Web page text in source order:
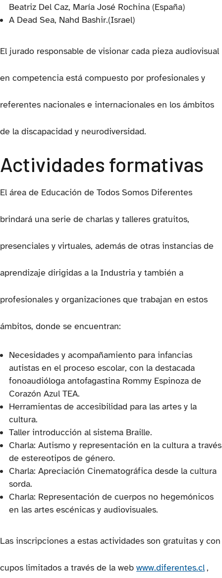
Beatriz Del Caz, María José Rochina (España)
A Dead Sea, Nahd Bashir.(Israel)
El jurado responsable de visionar cada pieza audiovisual
en competencia está compuesto por profesionales y
referentes nacionales e internacionales en los ámbitos
de la discapacidad y neurodiversidad.
Actividades formativas
El área de Educación de Todos Somos Diferentes
brindará una serie de charlas y talleres gratuitos,
presenciales y virtuales, además de otras instancias de
aprendizaje dirigidas a la Industria y también a
profesionales y organizaciones que trabajan en estos
ámbitos, donde se encuentran:
Necesidades y acompañamiento para infancias
autistas en el proceso escolar, con la destacada
fonoaudióloga antofagastina Rommy Espinoza de
Corazón Azul TEA.
Herramientas de accesibilidad para las artes y la
cultura.
Taller introducción al sistema Braille.
Charla: Autismo y representación en la cultura a través
de estereotipos de género.
Charla: Apreciación Cinematográfica desde la cultura
sorda.
Charla: Representación de cuerpos no hegemónicos
en las artes escénicas y audiovisuales.
Las inscripciones a estas actividades son gratuitas y con
cupos limitados a través de la web www.diferentes.cl(se
,